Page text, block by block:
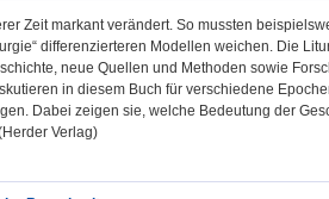
Zeit markant verändert. So mussten
differenzierteren Modellen weichen. Die
neue Quellen und Methoden sowie
in diesem Buch für verschiedene
Dabei zeigen sie, welche Bedeutung der
Verlag)